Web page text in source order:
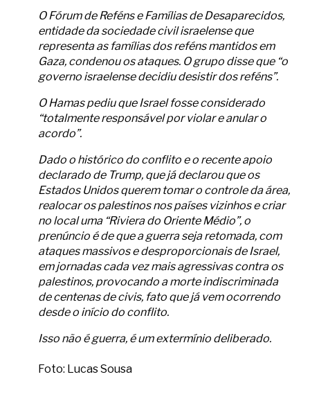
O Fórum de Reféns e Famílias de Desaparecidos,
entidade da sociedade civil israelense que
representa as famílias dos reféns mantidos em
Gaza, condenou os ataques. O grupo disse que “o
governo israelense decidiu desistir dos reféns”.
O Hamas pediu que Israel fosse considerado
“totalmente responsável por violar e anular o
acordo”.
Dado o histórico do conflito e o recente apoio
declarado de Trump, que já declarou que os
Estados Unidos querem tomar o controle da área,
realocar os palestinos nos países vizinhos e criar
no local uma “Riviera do Oriente Médio”, o
prenúncio é de que a guerra seja retomada, com
ataques massivos e desproporcionais de Israel,
em jornadas cada vez mais agressivas contra os
palestinos, provocando a morte indiscriminada
de centenas de civis, fato que já vem ocorrendo
desde o início do conflito.
Isso não é guerra, é um extermínio deliberado.
Foto: Lucas Sousa